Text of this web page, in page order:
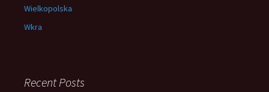
Wielkopolska
Wkra
Recent Posts